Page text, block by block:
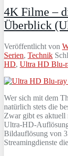
4K Filme –
Überblick
Veröffentlicht von
Serien, Technik
HD, Ultra HD Blu-
Wer sich mit dem
natürlich stets die
Zwar gibt es
Ultra-HD-
Bildauflösung von
Streamingdienste